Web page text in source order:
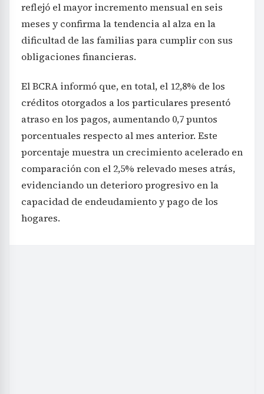
reflejó el mayor incremento mensual en seis
meses y confirma la tendencia al alza en la
dificultad de las familias para cumplir con sus
obligaciones financieras.
El BCRA informó que, en total, el 12,8% de los
créditos otorgados a los particulares presentó
atraso en los pagos, aumentando 0,7 puntos
porcentuales respecto al mes anterior. Este
porcentaje muestra un crecimiento acelerado en
comparación con el 2,5% relevado meses atrás,
evidenciando un deterioro progresivo en la
capacidad de endeudamiento y pago de los
hogares.